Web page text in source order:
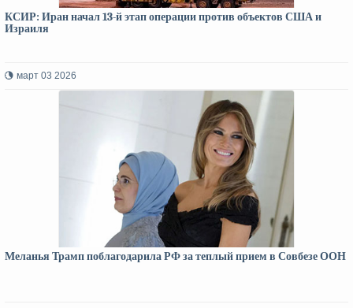
КСИР: Иран начал 13-й этап операции против объектов США и
Израиля
март 03 2026
Меланья Трамп поблагодарила РФ за теплый прием в Совбезе ООН